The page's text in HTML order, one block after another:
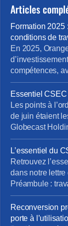
Articles
Formation 2025
conditions de
En 2025,
compétences,
à 97% et un
élevé. L’offre a
priorités
data et l’IA, la «
management et
Essentiel
Les points à
de juin étaient
Globecast
garanties pour
Châtillon :
concrets pour
SCE : où en est
L’essentiel du
Retrouvez
dans notre lettre
Préambule :
la lutte c’est
Emploi et
Mistral gagnant
Reconversion
porte à